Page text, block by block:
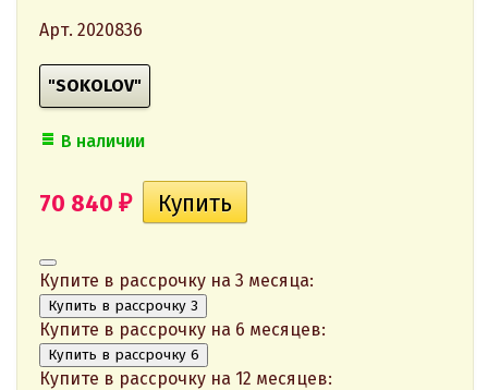
Арт. 2020836
"SOKOLOV"
В наличии
70 840 ₽
Купите в рассрочку на 3 месяца:
Купить в рассрочку 3
Купите в рассрочку на 6 месяцев:
Купить в рассрочку 6
Купите в рассрочку на 12 месяцев: